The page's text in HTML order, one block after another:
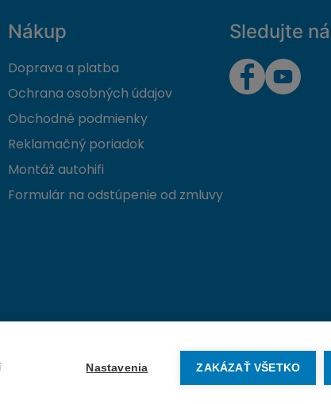
Nastavenia ZAKÁZAŤ VŠETKO
Nákup
Doprava a platba
Ochrana osobných údajov
Obchodné podmienky
Reklamačný poriadok
Montáž autohifi
Formulár na odstúpenie od zmluvy
Sledujte
Vytvorené na mieru
o odstúpenie